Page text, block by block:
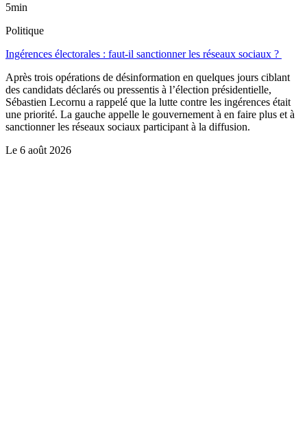
5min
Politique
Ingérences électorales : faut-il sanctionner les réseaux sociaux ?
Après trois opérations de désinformation en quelques jours ciblant
des candidats déclarés ou pressentis à l’élection présidentielle,
Sébastien Lecornu a rappelé que la lutte contre les ingérences était
une priorité. La gauche appelle le gouvernement à en faire plus et à
sanctionner les réseaux sociaux participant à la diffusion.
Le 6 août 2026